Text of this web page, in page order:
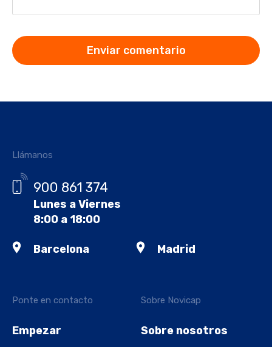
Ponte en contacto
Empezar
Sobre Novicap
Sobre nosotros
Llámanos
900 861 374
Lunes a Viernes
8:00 a 18:00
Barcelona Madrid